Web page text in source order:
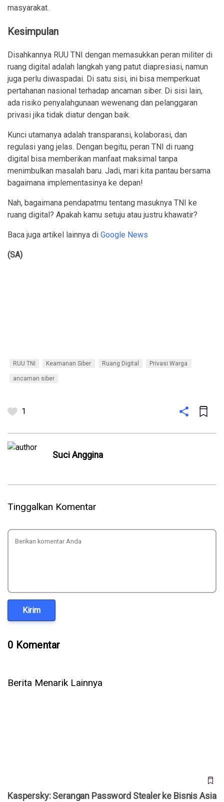
masyarakat.
Kesimpulan
Disahkannya RUU TNI dengan memasukkan peran militer di
ruang digital adalah langkah yang patut diapresiasi, namun
juga perlu diwaspadai. Di satu sisi, ini bisa memperkuat
pertahanan nasional terhadap ancaman siber. Di sisi lain,
ada risiko penyalahgunaan wewenang dan pelanggaran
privasi jika tidak diatur dengan baik.
Kunci utamanya adalah transparansi, kolaborasi, dan
regulasi yang jelas. Dengan begitu, peran TNI di ruang
digital bisa memberikan manfaat maksimal tanpa
menimbulkan masalah baru. Jadi, mari kita pantau bersama
bagaimana implementasinya ke depan!
Nah, bagaimana pendapatmu tentang masuknya TNI ke
ruang digital? Apakah kamu setuju atau justru khawatir?
Baca juga artikel lainnya di Google News
(SA)
RUU TNI Keamanan Siber Ruang Digital Privasi Warga
ancaman siber
1
Suci Anggina
Tinggalkan Komentar
Kirim
0 Komentar
Berita Menarik Lainnya
Kaspersky: Serangan Password Stealer ke Bisnis Asia